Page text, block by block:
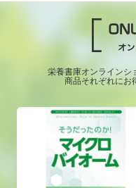
栄養書庫オンラインシ
商品それぞれにお